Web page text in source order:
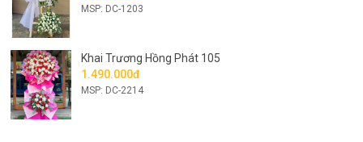
MSP: DC-1203
Khai Trương Hồng Phát 105
1.490.000đ
MSP: DC-2214